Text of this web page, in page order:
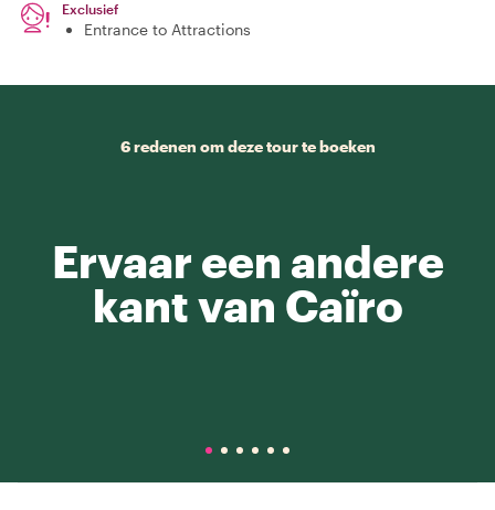
Exclusief
Entrance to Attractions
6 redenen om deze tour te boeken
Ervaar een andere
kant van Caïro